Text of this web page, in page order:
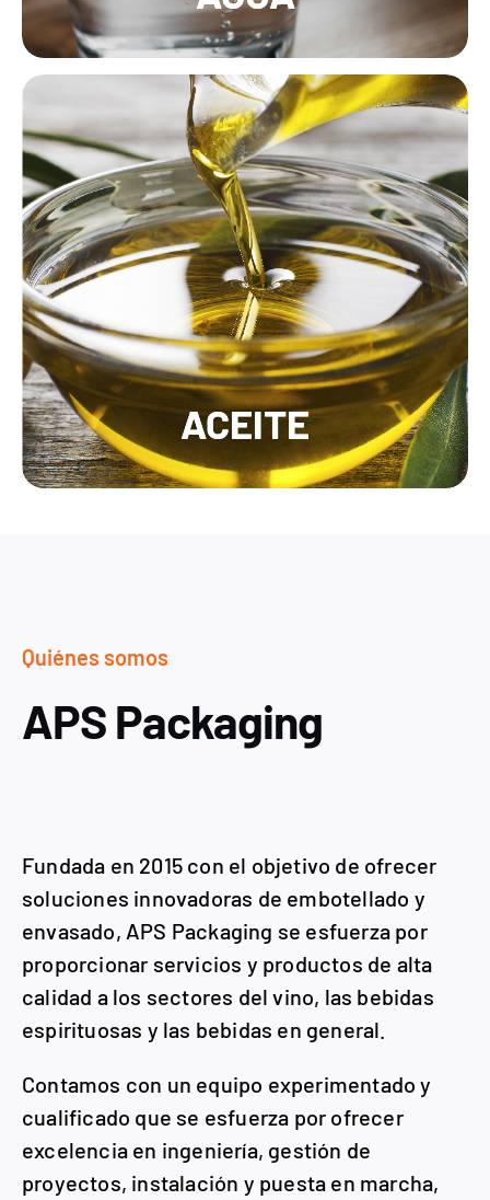
ACEITE
Quiénes somos
APS Packaging
Fundada en 2015 con el objetivo de ofrecer
soluciones innovadoras de embotellado y
envasado, APS Packaging se esfuerza por
proporcionar servicios y productos de alta
calidad a los sectores del vino, las bebidas
espirituosas y las bebidas en general.
Contamos con un equipo experimentado y
cualificado que se esfuerza por ofrecer
excelencia en ingeniería, gestión de
proyectos, instalación y puesta en marcha,